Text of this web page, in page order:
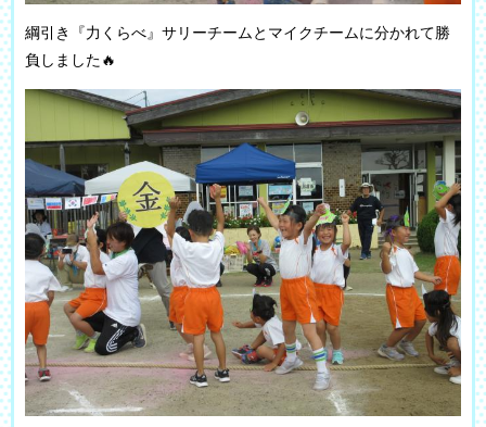
綱引き『力くらべ』サリーチームとマイクチームに分かれて勝
負しました🔥